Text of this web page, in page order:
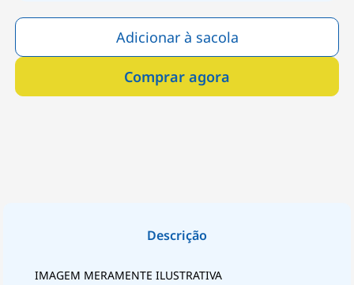
Adicionar à sacola
Comprar agora
IMAGEM MERAMENTE ILUSTRATIVA